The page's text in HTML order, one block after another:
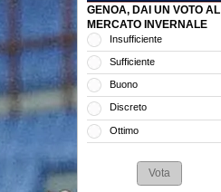
GENOA, DAI UN VOTO AL
MERCATO INVERNALE
Insufficiente
Sufficiente
Buono
Discreto
Ottimo